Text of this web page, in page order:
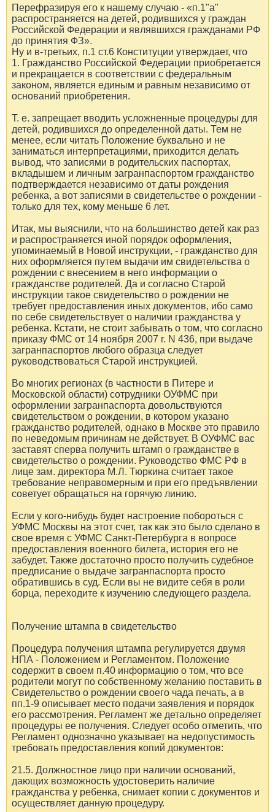
Перефразируя его к нашему случаю - «п.1"а"
распространяется на детей, родившихся у граждан
Российской Федерации и являвшихся гражданами РФ
до принятия ФЗ».
Ну и в-третьих, п.1 ст.6 Конституции утверждает, что
1. Гражданство Российской Федерации приобретается
и прекращается в соответствии с федеральным
законом, является единым и равным независимо от
оснований приобретения.
Т. е. запрещает вводить усложненные процедуры для
детей, родившихся до определенной даты. Тем не
менее, если читать Положение буквально и не
заниматься интерпретациями, приходится делать
вывод, что записями в родительских паспортах,
вкладышем и личным загранпаспортом гражданство
подтверждается независимо от даты рождения
ребенка, а вот записями в свидетельстве о рождении -
только для тех, кому меньше 6 лет.
Итак, мы выяснили, что на большинство детей как раз
и распространяется иной порядок оформления,
упоминаемый в Новой инструкции, - гражданство для
них оформляется путем выдачи им свидетельства о
рождении с внесением в него информации о
гражданстве родителей. Да и согласно Старой
инструкции такое свидетельство о рождении не
требует предоставления иных документов, ибо само
по себе свидетельствует о наличии гражданства у
ребенка. Кстати, не стоит забывать о том, что согласно
приказу ФМС от 14 ноября 2007 г. N 436, при выдаче
загранпаспортов любого образца следует
руководствоваться Старой инструкцией.
Во многих регионах (в частности в Питере и
Московской области) сотрудники ОУФМС при
оформлении загранпаспорта довольствуются
свидетельством о рождении, в котором указано
гражданство родителей, однако в Москве это правило
по неведомым причинам не действует. В ОУФМС вас
заставят сперва получить штамп о гражданстве в
свидетельство о рождении. Руководство ФМС РФ в
лице зам. директора М.Л. Тюркина считает такое
требование неправомерным и при его предъявлении
советует обращаться на горячую линию.
Если у кого-нибудь будет настроение побороться с
УФМС Москвы на этот счет, так как это было сделано в
свое время с УФМС Санкт-Петербурга в вопросе
предоставления военного билета, история его не
забудет. Также достаточно просто получить судебное
предписание о выдаче загранпаспорта просто
обратившись в суд. Если вы не видите себя в роли
борца, переходите к изучению следующего раздела.
Получение штампа в свидетельство
Процедура получения штампа регулируется двумя
НПА - Положением и Регламентом. Положение
содержит в своем п.40 информацию о том, что все
родители могут по собственному желанию поставить в
Свидетельство о рождении своего чада печать, а в
пп.1-9 описывает место подачи заявления и порядок
его рассмотрения. Регламент же детально определяет
процедуры ее получения. Следует особо отметить, что
Регламент однозначно указывает на недопустимость
требовать предоставления копий документов:
21.5. Должностное лицо при наличии оснований,
дающих возможность удостоверить наличие
гражданства у ребенка, снимает копии с документов и
осуществляет данную процедуру.